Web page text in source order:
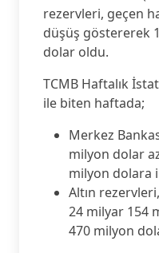
rezervleri, geçen
düşüş göstererek
dolar oldu.
TCMB Haftalık
ile biten haftada;
Merkez
milyon dolar
milyon dolara
Altın
24 milyar 154
470 milyon